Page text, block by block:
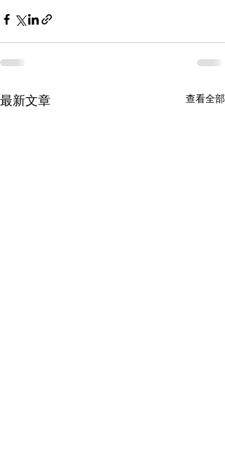
最新文章 查看全部